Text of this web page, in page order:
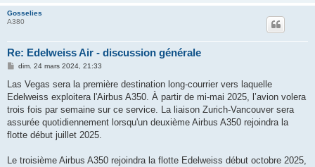
Gosselies
A380
Re: Edelweiss Air - discussion générale
M
s
a
g
dim. 24 mars 2024, 21:33
Las Vegas sera la première destination long-courrier vers laquelle
Edelweiss exploitera l'Airbus A350. À partir de mi-mai 2025, l’avion volera
trois fois par semaine sur ce service. La liaison Zurich-Vancouver sera
assurée quotidiennement lorsqu'un deuxième Airbus A350 rejoindra la
flotte début juillet 2025.
Le troisième Airbus A350 rejoindra la flotte Edelweiss début octobre 2025,